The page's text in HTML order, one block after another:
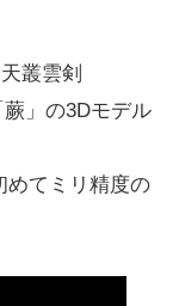
叢雲剣
蕨」の3Dモデル
めてミリ精度の